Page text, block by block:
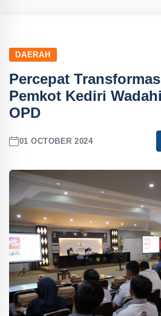
DAERAH
Percepat
Pemkot Kediri
OPD
01 OCTOBER 2024